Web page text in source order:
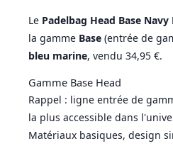
Le Padelbag Head Base Navy
la gamme Base (entrée de
bleu marine, vendu 34,95 €.
Gamme Base Head
Rappel : ligne entrée de
la plus accessible dans
Matériaux basiques, design